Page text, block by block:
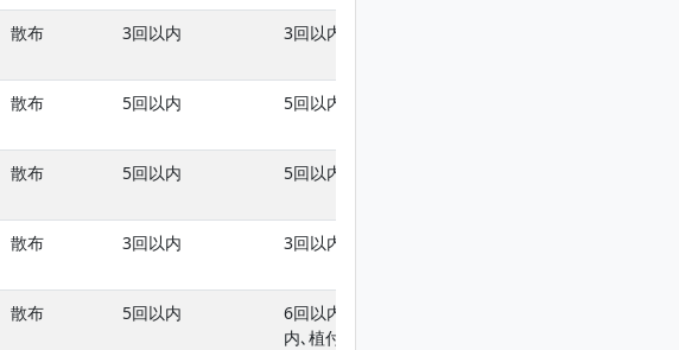
散布 3回以内 3回以内
散布 5回以内 5回以内(種いも浸漬は1回以内)
散布 5回以内 5回以内(種いも浸漬は1回以内)
散布 3回以内 3回以内
散布 5回以内
6回以内(種いもへの吹き付けは1回以
内､植付後は5回以内)